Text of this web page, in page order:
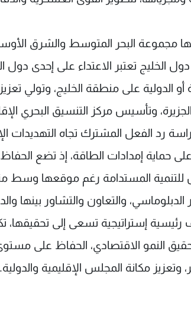
مجموعة البحر المتوسط والشرق الأوسط
الخليج تعتبر الاعتداء على إحدى دول
الدولية على منطقة الخليج، وتولي
وتأسيس مركز التنسيق البحري
رد الفعل المشترك تجاه التهديدات
على حماية إمدادات الطاقة، إذ تضع
للتنمية المستدامة رغم موقعها
والتعاون والتشاور بينها
إستراتيجية تسعى إلى
النمو الاقتصادي، الحفاظ على
مكانة المجلس الإقليمية والدولية.